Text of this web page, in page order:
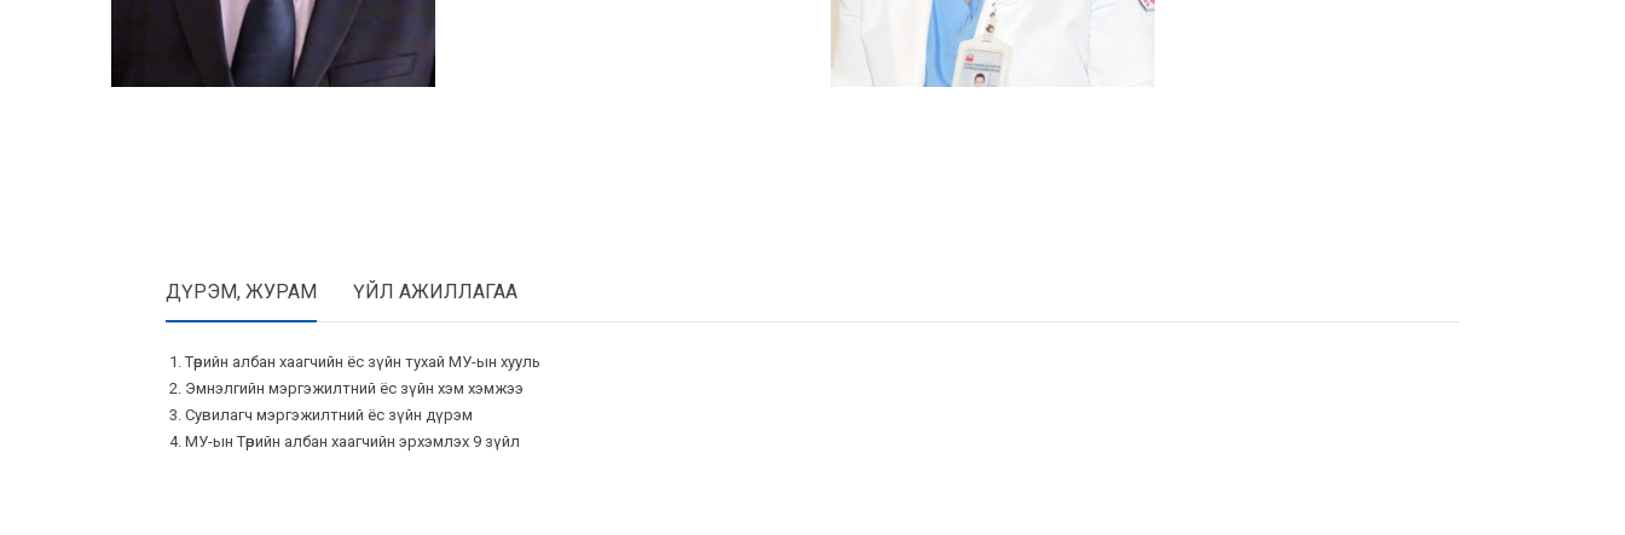
ДҮРЭМ, ЖУРАМ ҮЙЛ АЖИЛЛАГАА
Төрийн албан хаагчийн ёс зүйн тухай МУ-ын хууль
Эмнэлгийн мэргэжилтний ёс зүйн хэм хэмжээ
Сувилагч мэргэжилтний ёс зүйн дүрэм
МУ-ын Төрийн албан хаагчийн эрхэмлэх 9 зүйл